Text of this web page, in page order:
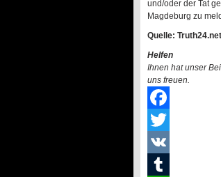
und/oder der Tat
Magdeburg zu
Quelle: Truth24.net
Helfen
Ihnen hat unser
uns freuen.
Facebook
Twitter
VK